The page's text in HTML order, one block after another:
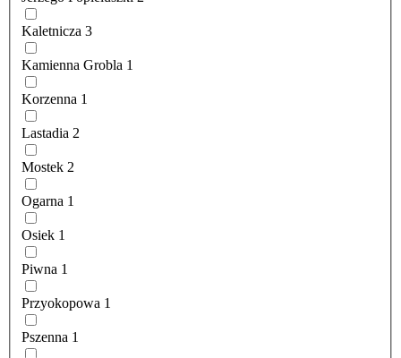
Kaletnicza 3
Kamienna Grobla 1
Korzenna 1
Lastadia 2
Mostek 2
Ogarna 1
Osiek 1
Piwna 1
Przyokopowa 1
Pszenna 1